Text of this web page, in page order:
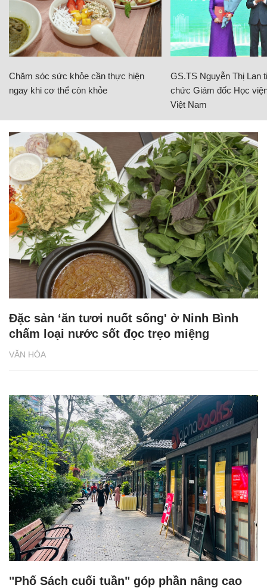
Chăm sóc sức khỏe cần thực hiện
ngay khi cơ thể còn khỏe
GS.TS Nguyễn Thị Lan
chức Giám đốc Học
Việt Nam
VĂN HÓA
Đặc sản ‘ăn tươi nuốt sống' ở Ninh Bình
chấm loại nước sốt đọc trẹo miệng
"Phố Sách cuối tuần" góp phần nâng cao